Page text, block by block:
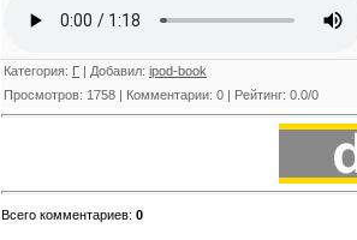
Категория: Г | Добавил: ipod-book
Просмотров: 1758 | Комментарии: 0 | Рейтинг: 0.0/0
Всего комментариев: 0